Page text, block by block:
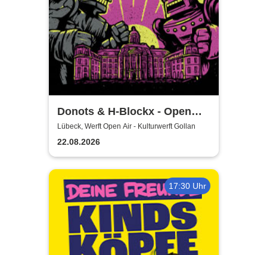
Donots & H-Blockx - Open
Airs 2026
Lübeck, Werft Open Air - Kulturwerft Gollan
22.08.2026
17:30 Uhr